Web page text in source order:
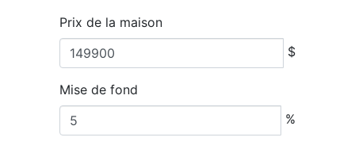
Prix de la maison
$
Mise de fond
%